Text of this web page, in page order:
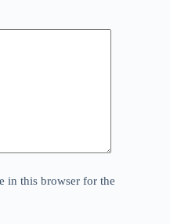
in this browser for the